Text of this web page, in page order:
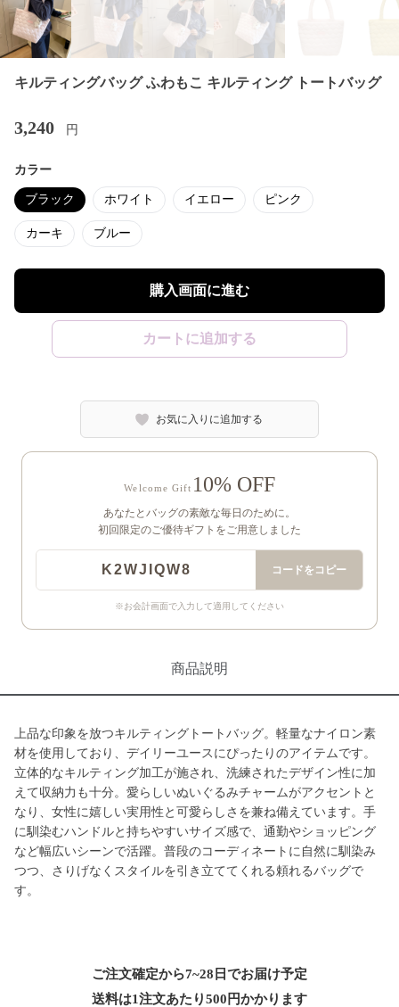
キルティングバッグ ふわもこ キルティング トートバッグ
3,240 円
カラー
ブラック ホワイト イエロー ピンク
カーキ ブルー
購入画面に進む
カートに追加する
お気に入りに追加する
Welcome Gift 10% OFF
あなたとバッグの素敵な毎日のために。
初回限定のご優待ギフトをご用意しました
K2WJIQW8 コードをコピー
※お会計画面で入力して適用してください
商品説明
上品な印象を放つキルティングトートバッグ。軽量なナイロン素
材を使用しており、デイリーユースにぴったりのアイテムです。
立体的なキルティング加工が施され、洗練されたデザイン性に加
えて収納力も十分。愛らしいぬいぐるみチャームがアクセントと
なり、女性に嬉しい実用性と可愛らしさを兼ね備えています。手
に馴染むハンドルと持ちやすいサイズ感で、通勤やショッピング
など幅広いシーンで活躍。普段のコーディネートに自然に馴染み
つつ、さりげなくスタイルを引き立ててくれる頼れるバッグで
す。
ご注文確定から7~28日でお届け予定
送料は1注文あたり500 円かかります